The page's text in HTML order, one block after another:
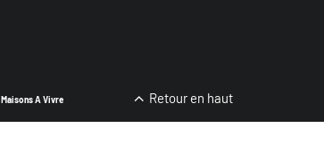
Maisons A Vivre Retour en haut